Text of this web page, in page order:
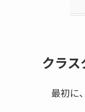
クラス
最初に